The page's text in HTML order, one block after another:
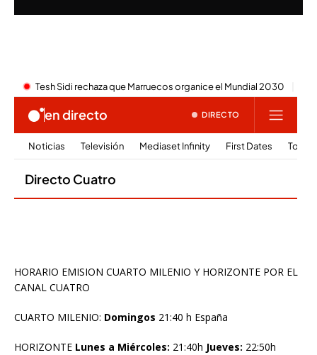
HORARIO EMISION CUARTO MILENIO Y HORIZONTE POR EL
CANAL CUATRO
CUARTO MILENIO: Domingos 21:40 h España
HORIZONTE Lunes a Miércoles: 21:40h Jueves: 22:50h